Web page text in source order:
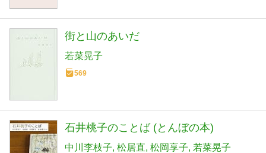
街と山のあいだ
若菜晃子
569
石井桃子のことば (とんぼの本)
中川李枝子 松居直 松岡享子 若菜晃子